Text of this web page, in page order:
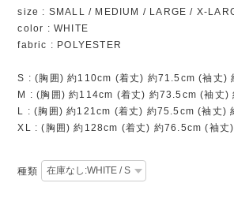
size : SMALL / MEDIUM / LARGE / X-
color : WHITE
fabric : POLYESTER
S : (胸囲) 約110cm (着丈) 約71.5cm (袖丈)
M : (胸囲) 約114cm (着丈) 約73.5cm (袖丈)
L : (胸囲) 約121cm (着丈) 約75.5cm (袖丈)
XL : (胸囲) 約128cm (着丈) 約76.5cm (袖丈
種類